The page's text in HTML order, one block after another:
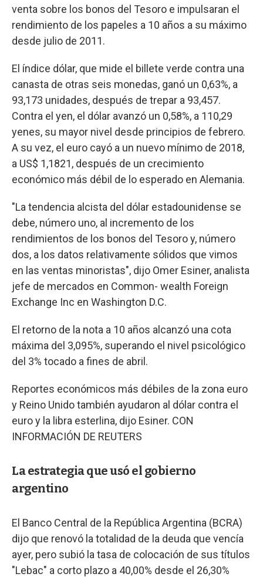
venta sobre los bonos del Tesoro e impulsaran el
rendimiento de los papeles a 10 años a su máximo
desde julio de 2011.
El índice dólar, que mide el billete verde contra una
canasta de otras seis monedas, ganó un 0,63%, a
93,173 unidades, después de trepar a 93,457.
Contra el yen, el dólar avanzó un 0,58%, a 110,29
yenes, su mayor nivel desde principios de febrero.
A su vez, el euro cayó a un nuevo mínimo de 2018,
a US$ 1,1821, después de un crecimiento
económico más débil de lo esperado en Alemania.
"La tendencia alcista del dólar estadounidense se
debe, número uno, al incremento de los
rendimientos de los bonos del Tesoro y, número
dos, a los datos relativamente sólidos que vimos
en las ventas minoristas", dijo Omer Esiner, analista
jefe de mercados en Common- wealth Foreign
Exchange Inc en Washington D.C.
El retorno de la nota a 10 años alcanzó una cota
máxima del 3,095%, superando el nivel psicológico
del 3% tocado a fines de abril.
Reportes económicos más débiles de la zona euro
y Reino Unido también ayudaron al dólar contra el
euro y la libra esterlina, dijo Esiner. CON
INFORMACIÓN DE REUTERS
La estrategia que usó el gobierno
argentino
El Banco Central de la República Argentina (BCRA)
dijo que renovó la totalidad de la deuda que vencía
ayer, pero subió la tasa de colocación de sus títulos
"Lebac" a corto plazo a 40,00% desde el 26,30%